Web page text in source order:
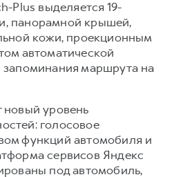
Plus выделяется 19-
панорамной крышей,
кожи, проекционным
автоматической
маршрута на
новый уровень
голосовое
функций автомобиля и
сервисов Яндекс
под автомобиль,